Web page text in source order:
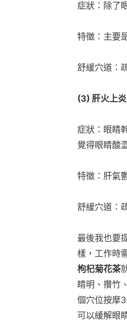
症狀：除了
特徵：主要
舒緩穴道：
(3) 肝火上炎
症狀：眼睛
覺得眼睛酸
特徵：肝氣
舒緩穴道：
最後我也要
樣，工作時
枸杞菊花茶
睛明、攢竹
個穴位按摩
可以緩解眼